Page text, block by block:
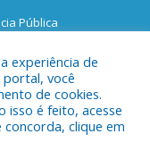
Pública
Municipal de Santa
experiência de
portal, você
de cookies.
isso é feito, acesse
concorda, clique em